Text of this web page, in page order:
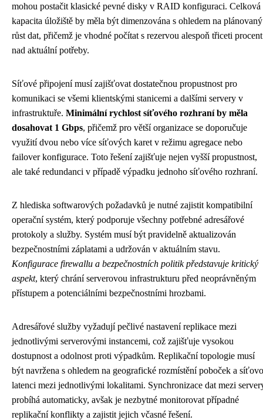
mohou postačit klasické pevné disky v RAID konfiguraci. Celková
kapacita úložiště by měla být dimenzována s ohledem na plánovaný
růst dat, přičemž je vhodné počítat s rezervou alespoň třiceti procent
nad aktuální potřeby.
Síťové připojení musí zajišťovat dostatečnou propustnost pro
komunikaci se všemi klientskými stanicemi a dalšími servery v
infrastruktuře. Minimální rychlost síťového rozhraní by měla
dosahovat 1 Gbps, přičemž pro větší organizace se doporučuje
využití dvou nebo více síťových karet v režimu agregace nebo
failover konfigurace. Toto řešení zajišťuje nejen vyšší propustnost,
ale také redundanci v případě výpadku jednoho síťového rozhraní.
Z hlediska softwarových požadavků je nutné zajistit kompatibilní
operační systém, který podporuje všechny potřebné adresářové
protokoly a služby. Systém musí být pravidelně aktualizován
bezpečnostními záplatami a udržován v aktuálním stavu.
Konfigurace firewallu a bezpečnostních politik představuje kritický
aspekt, který chrání serverovou infrastrukturu před neoprávněným
přístupem a potenciálními bezpečnostními hrozbami.
Adresářové služby vyžadují pečlivé nastavení replikace mezi
jednotlivými serverovými instancemi, což zajišťuje vysokou
dostupnost a odolnost proti výpadkům. Replikační topologie musí
být navržena s ohledem na geografické rozmístění poboček a
latenci mezi jednotlivými lokalitami. Synchronizace dat mezi
probíhá automaticky, avšak je nezbytné monitorovat případné
replikační konflikty a zajistit jejich včasné řešení.